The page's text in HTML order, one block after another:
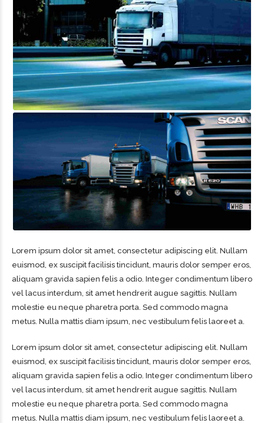
Lorem ipsum dolor sit amet, consectetur adipiscing elit. Nullam
euismod, ex suscipit facilisis tincidunt, mauris dolor semper eros,
aliquam gravida sapien felis a odio. Integer condimentum libero
vel lacus interdum, sit amet hendrerit augue sagittis. Nullam
molestie eu neque pharetra porta. Sed commodo magna
metus. Nulla mattis diam ipsum, nec vestibulum felis laoreet a.
Lorem ipsum dolor sit amet, consectetur adipiscing elit. Nullam
euismod, ex suscipit facilisis tincidunt, mauris dolor semper eros,
aliquam gravida sapien felis a odio. Integer condimentum libero
vel lacus interdum, sit amet hendrerit augue sagittis. Nullam
molestie eu neque pharetra porta. Sed commodo magna
metus. Nulla mattis diam ipsum, nec vestibulum felis laoreet a.